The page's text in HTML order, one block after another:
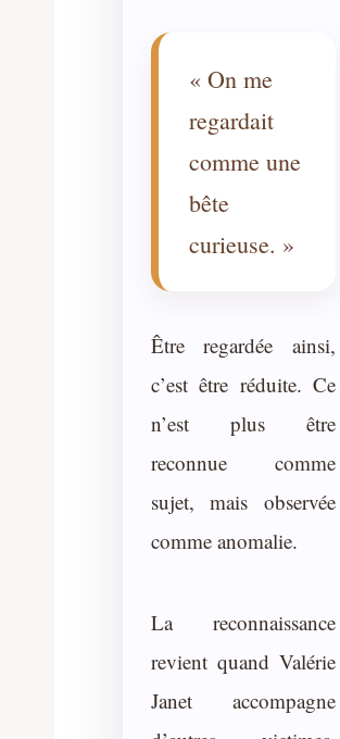
« On me
regardait
comme une
bête
curieuse. »
Être regardée ainsi,
c’est être réduite. Ce
n’est plus être
reconnue comme
sujet, mais observée
comme anomalie.
La reconnaissance
revient quand Valérie
Janet accompagne